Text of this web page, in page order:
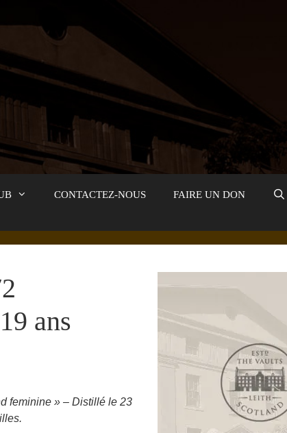
CONTACTEZ-NOUS FAIRE UN DON
ans
feminine » – Distillé le 23